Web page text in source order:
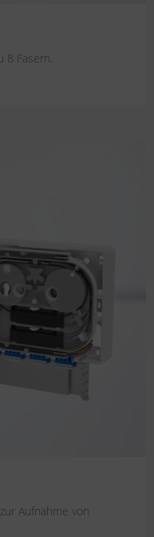
8 Fasern.
Aufnahme von